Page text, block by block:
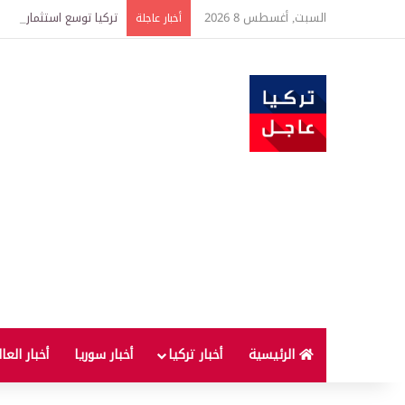
السبت, أغسطس 8 2026 أخبار عاجلة تركيا توسع استثمارات الطاقة في 3 قارات
الرئيسية أخبار تركيا أخبار سوريا أخبار